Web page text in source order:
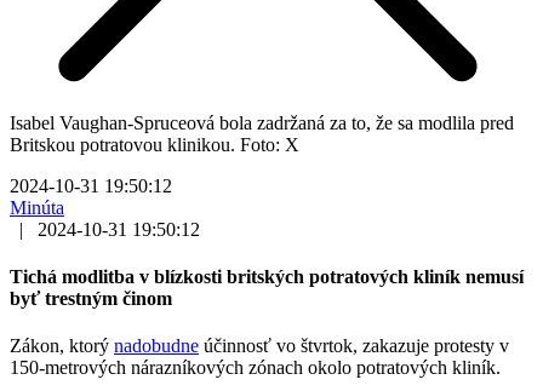
Isabel Vaughan-Spruceová bola zadržaná za to, že sa modlila pred
Britskou potratovou klinikou. Foto: X
2024-10-31 19:50:12
Minúta
|
2024-10-31 19:50:12
Tichá modlitba v blízkosti britských potratových kliník nemusí
byť trestným činom
Zákon, ktorý nadobudne účinnosť vo štvrtok, zakazuje protesty v
150-metrových nárazníkových zónach okolo potratových kliník.